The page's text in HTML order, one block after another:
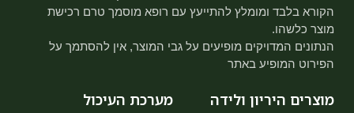
הקורא בלבד ומומלץ להתייעץ עם רופא מוסמך טרם רכישת
מוצר כלשהו.
הנתונים המדויקים מופיעים על גבי המוצר, אין להסתמך על
הפירוט המופיע באתר
מוצרים היריון ולידה מערכת העיכול